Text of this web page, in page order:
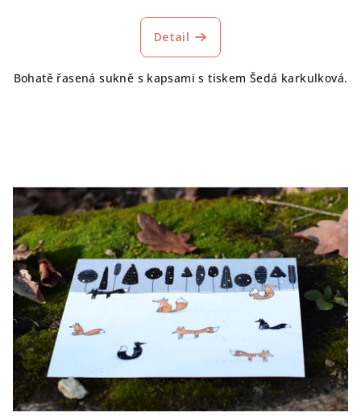
Detail
Bohatě řasená sukně s kapsami s tiskem Šedá karkulková.